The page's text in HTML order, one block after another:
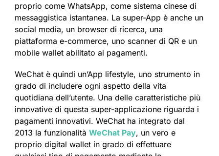
proprio come WhatsApp, come sistema cinese di
messaggistica istantanea. La super-App è anche un
social media, un browser di ricerca, una
piattaforma e-commerce, uno scanner di QR e un
mobile wallet abilitato ai pagamenti.
WeChat è quindi un’App lifestyle, uno strumento in
grado di includere ogni aspetto della vita
quotidiana dell’utente. Una delle caratteristiche più
innovative di questa super-applicazione riguarda i
pagamenti innovativi. WeChat ha integrato dal
2013 la funzionalità WeChat Pay, un vero e
proprio digital wallet in grado di effettuare